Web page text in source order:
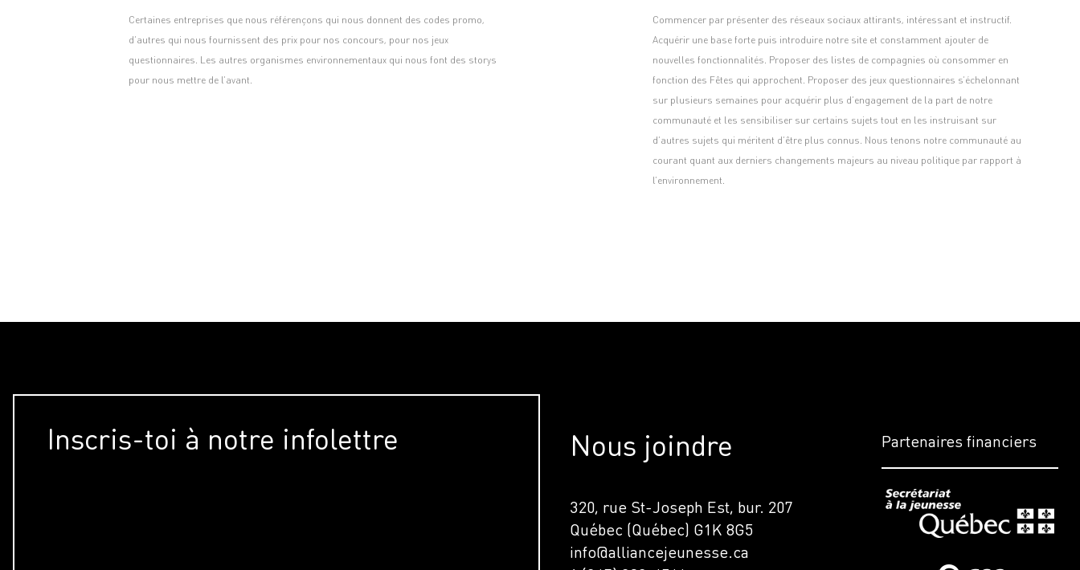
Certaines entreprises que nous référençons qui nous donnent des codes promo,
d’autres qui nous fournissent des prix pour nos concours, pour nos jeux
questionnaires. Les autres organismes environnementaux qui nous font des storys
pour nous mettre de l’avant.
Commencer par présenter des réseaux sociaux attirants, intéressant et instructif.
Acquérir une base forte puis introduire notre site et constamment ajouter de
nouvelles fonctionnalités. Proposer des listes de compagnies où consommer en
fonction des Fêtes qui approchent. Proposer des jeux questionnaires s’échelonnant
sur plusieurs semaines pour acquérir plus d’engagement de la part de notre
communauté et les sensibiliser sur certains sujets tout en les instruisant sur
d’autres sujets qui méritent d’être plus connus. Nous tenons notre communauté au
courant quant aux derniers changements majeurs au niveau politique par rapport à
l’environnement.
Inscris-toi à notre infolettre Nous joindre
320, rue St-Joseph Est, bur. 207
Québec (Québec) G1K 8G5
info@alliancejeunesse.ca
Partenaires financiers